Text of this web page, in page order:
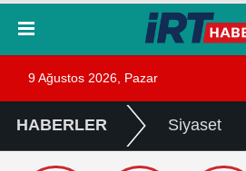
9 Ağustos 2026, Pazar
HABERLER Siyaset